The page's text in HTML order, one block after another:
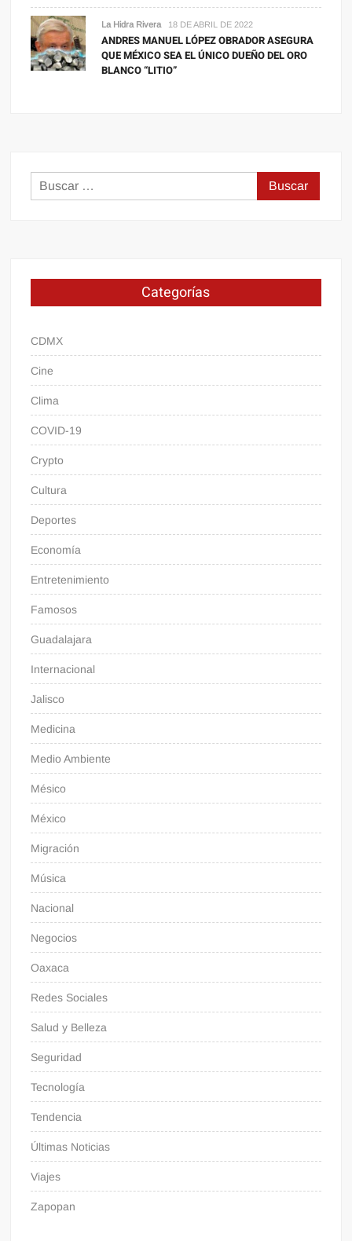
La Hidra Rivera 18 DE ABRIL DE 2022
ANDRES MANUEL LÓPEZ OBRADOR ASEGURA
QUE MÉXICO SEA EL ÚNICO DUEÑO DEL ORO
BLANCO “LITIO”
Buscar:
Categorías
CDMX
Cine
Clima
COVID-19
Crypto
Cultura
Deportes
Economía
Entretenimiento
Famosos
Guadalajara
Internacional
Jalisco
Medicina
Medio Ambiente
Mésico
México
Migración
Música
Nacional
Negocios
Oaxaca
Redes Sociales
Salud y Belleza
Seguridad
Tecnología
Tendencia
Últimas Noticias
Viajes
Zapopan